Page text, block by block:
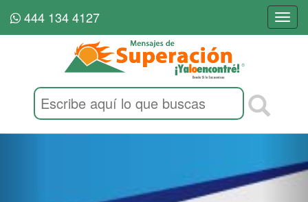
444 134 4127